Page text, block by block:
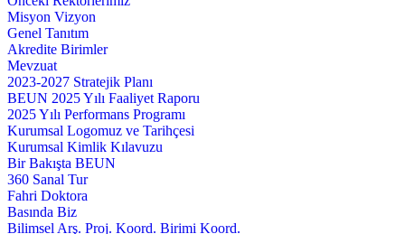
Misyon Vizyon
Genel Tanıtım
Akredite Birimler
Mevzuat
2023-2027 Stratejik Planı
BEUN 2025 Yılı Faaliyet Raporu
2025 Yılı Performans Programı
Kurumsal Logomuz ve Tarihçesi
Kurumsal Kimlik Kılavuzu
Bir Bakışta BEUN
360 Sanal Tur
Fahri Doktora
Basında Biz
Bilimsel Arş. Proj. Koord. Birimi Koord.